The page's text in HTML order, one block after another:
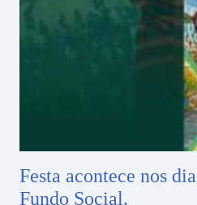
Festa acontece nos
Fundo Social.